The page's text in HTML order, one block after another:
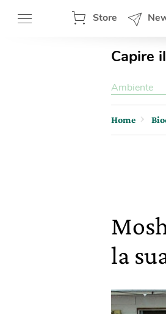
Store
Capire
Ambiente
Home
la